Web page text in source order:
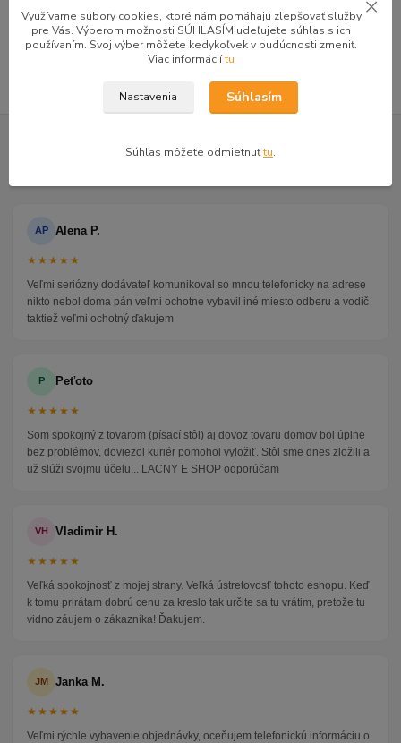
Botníky
Botníky do predsiene
★★★★★
AP Alena P.
★★★★★
Veľmi seriózny dodávateľ komunikoval so mnou telefonicky na adrese
nikto nebol doma pán veľmi ochotne vybavil iné miesto odberu a vodič
taktiež veľmi ochotný ďakujem
P Peťoto
★★★★★
Som spokojný z tovarom (písací stôl) aj dovoz tovaru domov bol úplne
bez problémov, doviezol kuriér pomohol vyložiť. Stôl sme dnes zložili a
už slúži svojmu účelu... LACNY E SHOP odporúčam
VH Vladimir H.
★★★★★
Veľká spokojnosť z mojej strany. Veľká ústretovosť tohoto eshopu. Keď
k tomu prirátam dobrú cenu za kreslo tak určite sa tu vrátim, pretože tu
vidno záujem o zákazníka! Ďakujem.
JM Janka M.
★★★★★
Veľmi rýchle vybavenie objednávky, oceňujem telefonickú informáciu o
Využívame súbory cookies, ktoré nám pomáhajú zlepšovať služby
pre Vás. Výberom možnosti SÚHLASÍM udeľujete súhlas s ich
používaním. Svoj výber môžete kedykoľvek v budúcnosti zmeniť.
Viac informáciítu
Nastavenia Súhlasím
Súhlas môžete odmietnuťtu.